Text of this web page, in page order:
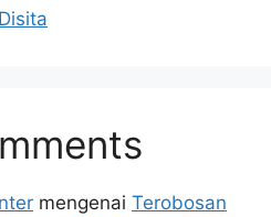
mengenai Terobosan